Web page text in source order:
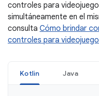
controles para
simultáneamente en el
consulta Cómo brindar
controles para
Kotlin Java